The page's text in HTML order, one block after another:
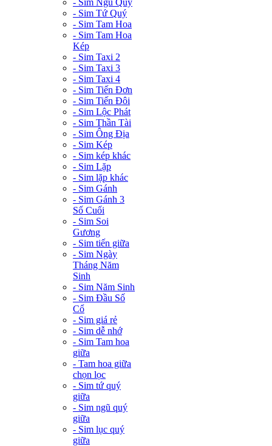
- Sim Tứ Quý
- Sim Tam Hoa
- Sim Tam Hoa
Kép
- Sim Taxi 2
- Sim Taxi 3
- Sim Taxi 4
- Sim Tiến Đơn
- Sim Tiến Đôi
- Sim Lộc Phát
- Sim Thần Tài
- Sim Ông Địa
- Sim Kép
- Sim kép khác
- Sim Lặp
- Sim lặp khác
- Sim Gánh
- Sim Gánh 3
Số Cuối
- Sim Soi
Gương
- Sim tiến giữa
- Sim Ngày
Tháng Năm
Sinh
- Sim Năm Sinh
- Sim Đầu Số
Cổ
- Sim giá rẻ
- Sim dễ nhớ
- Sim Tam hoa
giữa
- Tam hoa giữa
chọn lọc
- Sim tứ quý
giữa
- Sim ngũ quý
giữa
- Sim lục quý
giữa